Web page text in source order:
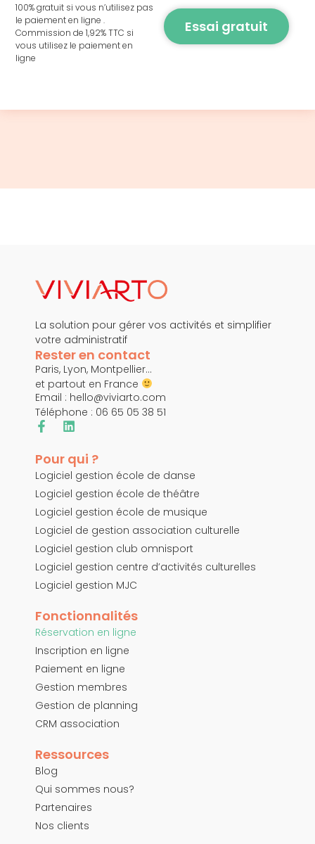
100% gratuit si vous n’utilisez pas
le paiement en ligne .
Commission de 1,92% TTC si
vous utilisez le paiement en
ligne
Essai gratuit
La solution pour gérer vos activités et simplifier
votre administratif
Rester en contact
Paris, Lyon, Montpellier…
et partout en France
Email : hello@viviarto.com
Téléphone : 06 65 05 38 51
Pour qui ?
Logiciel gestion école de danse
Logiciel gestion école de théâtre
Logiciel gestion école de musique
Logiciel de gestion association culturelle
Logiciel gestion club omnisport
Logiciel gestion centre d’activités culturelles
Logiciel gestion MJC
Fonctionnalités
Réservation en ligne
Inscription en ligne
Paiement en ligne
Gestion membres
Gestion de planning
CRM association
Ressources
Blog
Qui sommes nous?
Partenaires
Nos clients